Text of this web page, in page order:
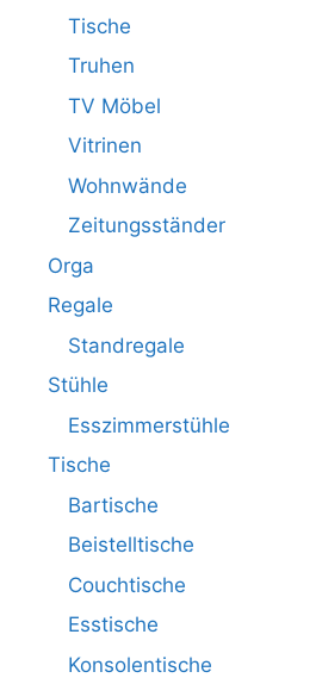
Tische
Truhen
TV Möbel
Vitrinen
Wohnwände
Zeitungsständer
Orga
Regale
Standregale
Stühle
Esszimmerstühle
Tische
Bartische
Beistelltische
Couchtische
Esstische
Konsolentische